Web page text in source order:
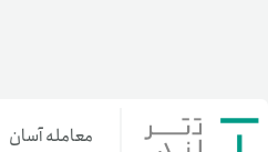
معامله آسان